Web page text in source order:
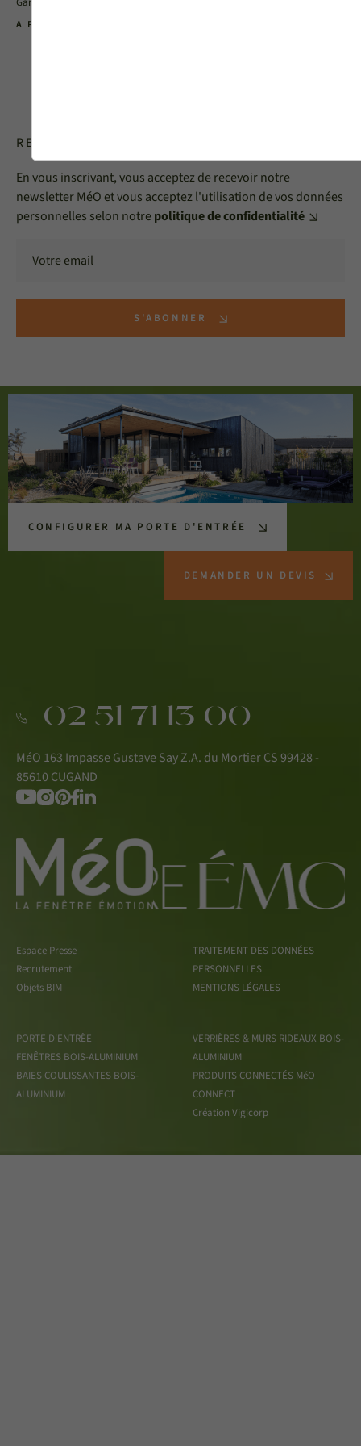
A PARTIR DE 3100 €
RECEVOIR LA NEWSLETTER MéO
En vous inscrivant, vous acceptez de recevoir notre
newsletter MéO et vous acceptez l'utilisation de vos données
personnelles selon notrepolitique de confidentialité
S'ABONNER
CONFIGURER MA PORTE D'ENTRÉE
DEMANDER UN DEVIS
02 51 71 13 00
MéO 163 Impasse Gustave Say Z.A. du Mortier CS 99428 -
85610 CUGAND
Espace Presse
Recrutement
Objets BIM
TRAITEMENT DES DONNÉES
PERSONNELLES
MENTIONS LÉGALES
PORTE D'ENTRÈE
FENÊTRES BOIS-ALUMINIUM
BAIES COULISSANTES BOIS-
ALUMINIUM
VERRIÈRES & MURS RIDEAUX BOIS-
ALUMINIUM
PRODUITS CONNECTÉS MéO
CONNECT
Création Vigicorp